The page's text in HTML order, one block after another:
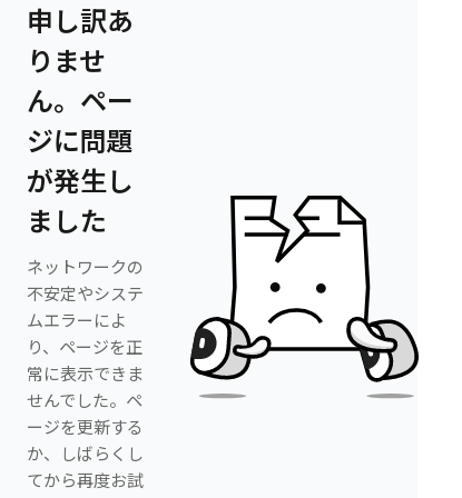
申し訳あ
りませ
ん。ペー
ジに問題
が発生し
ました
ネットワークの
不安定やシステ
ムエラーによ
り、ページを正
常に表示できま
せんでした。ペ
ージを更新する
か、しばらくし
てから再度お試